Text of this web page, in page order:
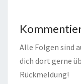
Alle Folgen sind
dich dort gerne
Rückmeldung!